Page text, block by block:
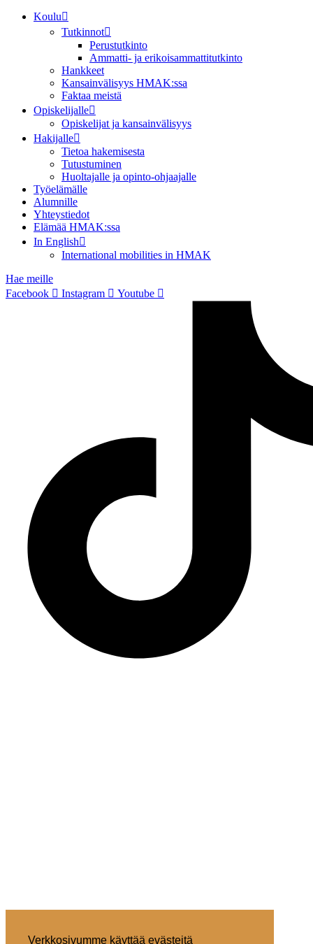
Verkkosivumme käyttää evästeitä
Koulu
Tutkinnot
Perustutkinto
Ammatti- ja erikoisammattitutkinto
Hankkeet
Kansainvälisyys HMAK:ssa
Faktaa meistä
Opiskelijalle
Opiskelijat ja kansainvälisyys
Hakijalle
Tietoa hakemisesta
Tutustuminen
Huoltajalle ja opinto-ohjaajalle
Työelämälle
Alumnille
Yhteystiedot
Elämää HMAK:ssa
In English
International mobilities in HMAK
Hae meille
Facebook
Instagram Youtube